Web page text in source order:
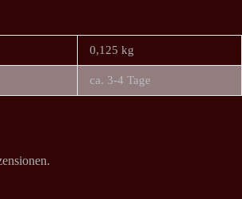
0,125 kg
ca. 3-4 Tage